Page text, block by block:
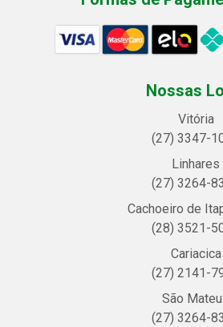
Nossas
Vitória
(27) 3347-
Linhares
(27) 3264-
Cachoeiro de
(28) 3521-
Cariacica
(27) 2141-
São
(27) 3264-